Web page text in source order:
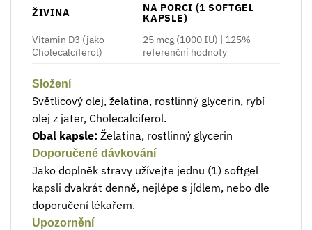
ŽIVINA NA PORCI (1 SOFTGEL
KAPSLE)
Vitamin D3 (jako
Cholecalciferol)
25 mcg (1000 IU) | 125%
referenční hodnoty
Složení
Světlicový olej, želatina, rostlinný glycerin, rybí
olej z jater, Cholecalciferol.
Obal kapsle: Želatina, rostlinný glycerin
Doporučené dávkování
Jako doplněk stravy užívejte jednu (1) softgel
kapsli dvakrát denně, nejlépe s jídlem, nebo dle
doporučení lékařem.
Upozornění